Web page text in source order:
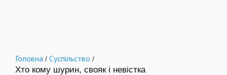
Головна / Суспільство /
Хто кому шурин, свояк і невістка